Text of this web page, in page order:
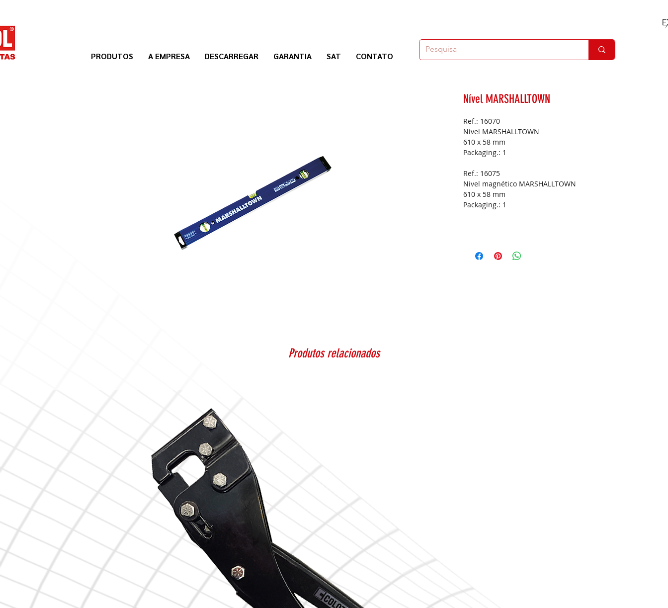
Nogosa Soluciones Constructivas
PRODUTOS A EMPRESA DESCARREGAR GARANTIA SAT CONTATO
Nível MARSHALLTOWN
Ref.: 16070
Nível MARSHALLTOWN
610 x 58 mm
Packaging.: 1
Ref.: 16075
Nivel magnético MARSHALLTOWN
610 x 58 mm
Packaging.: 1
Produtos relacionados